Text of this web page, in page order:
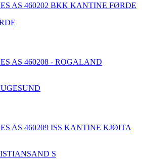
AS 460202 BKK KANTINE FØRDE
AS 460208 - ROGALAND
AS 460209 ISS KANTINE KJØITA
S